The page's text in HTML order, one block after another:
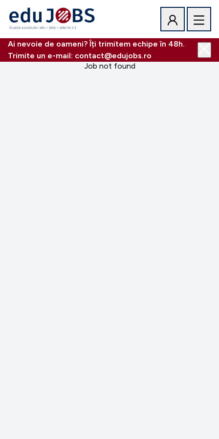
Ai nevoie de oameni? Îți trimitem echipe în 48h.
Trimite un e-mail: contact@edujobs.ro
Job not found